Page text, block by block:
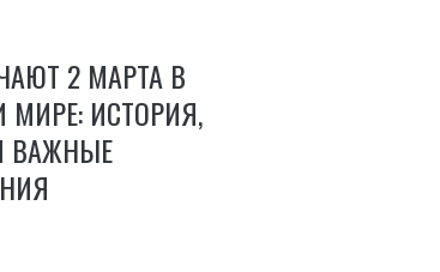
2 МАРТА В
МИРЕ: ИСТОРИЯ,
ВАЖНЫЕ